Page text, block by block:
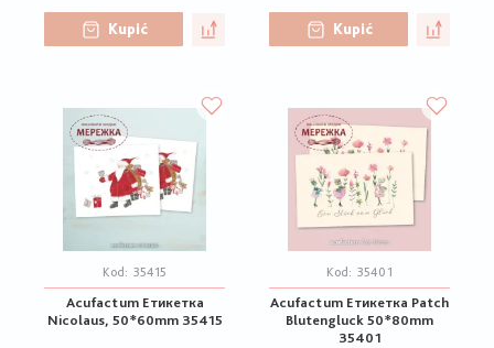
Kupić Kupić
Kod: 35415
Acufactum Етикетка
Nicolaus, 50*60mm 35415
Kod: 35401
Acufactum Етикетка Patch
Blutengluck 50*80mm
35401